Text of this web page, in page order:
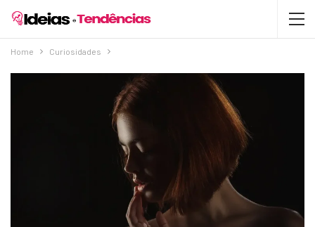
Home Curiosidades